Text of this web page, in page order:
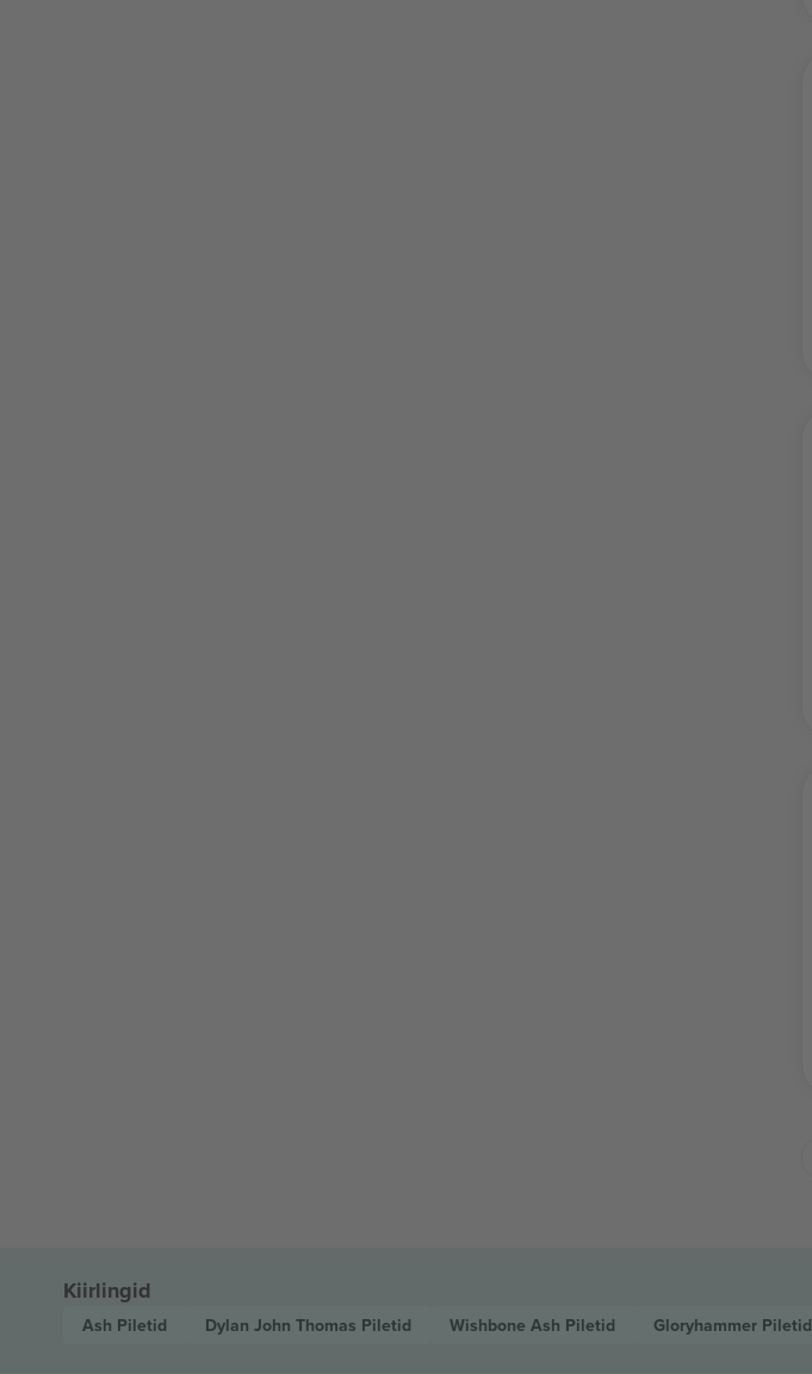
Kiirlingid
Ash Piletid Dylan John Thomas Piletid Wishbone Ash Piletid Gloryhammer Piletid